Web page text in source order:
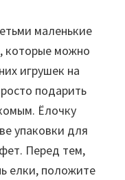
маленькие
, которые можно
игрушек на
подарить
Ёлочку
упаковки для
Перед тем,
елки, положите